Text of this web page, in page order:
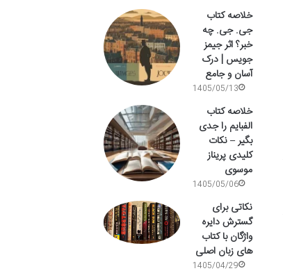
خلاصه کتاب
جی. جی. چه
خبر؟ اثر جیمز
جویس | درک
آسان و جامع
1405/05/13
خلاصه کتاب
الفبایم را جدی
بگیر – نکات
کلیدی پریناز
موسوی
1405/05/06
نکاتی برای
گسترش دایره
واژگان با کتاب
های زبان اصلی
1405/04/29